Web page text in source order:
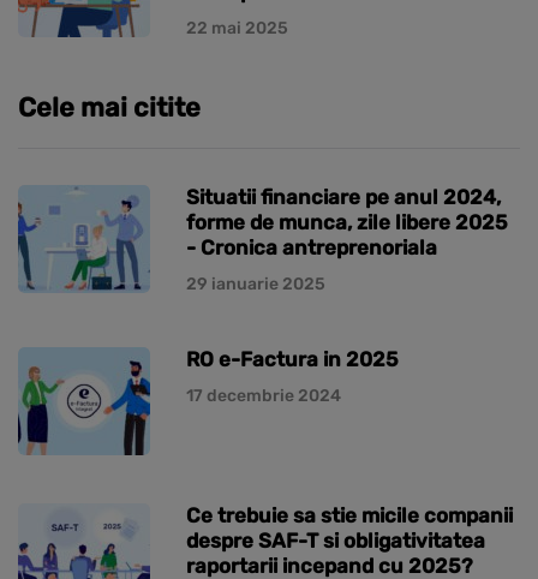
22 mai 2025
Cele mai citite
Situatii financiare pe anul 2024,
forme de munca, zile libere 2025
- Cronica antreprenoriala
29 ianuarie 2025
RO e-Factura in 2025
17 decembrie 2024
Ce trebuie sa stie micile companii
despre SAF-T si obligativitatea
raportarii incepand cu 2025?